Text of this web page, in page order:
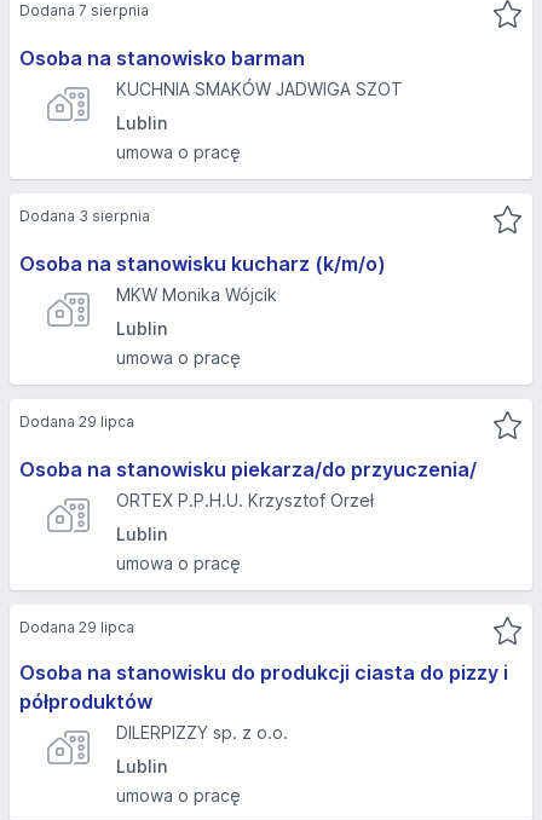
Osoba na stanowisko barman
KUCHNIA SMAKÓW JADWIGA SZOT
Lublin
umowa o pracę
Dodana 7 sierpnia
Osoba na stanowisku kucharz (k/m/o)
MKW Monika Wójcik
Lublin
umowa o pracę
Dodana 3 sierpnia
Osoba na stanowisku piekarza/do przyuczenia/
ORTEX P.P.H.U. Krzysztof Orzeł
Lublin
umowa o pracę
Dodana 29 lipca
Osoba na stanowisku do produkcji ciasta do pizzy i
półproduktów
DILERPIZZY sp. z o.o.
Lublin
umowa o pracę
Dodana 29 lipca